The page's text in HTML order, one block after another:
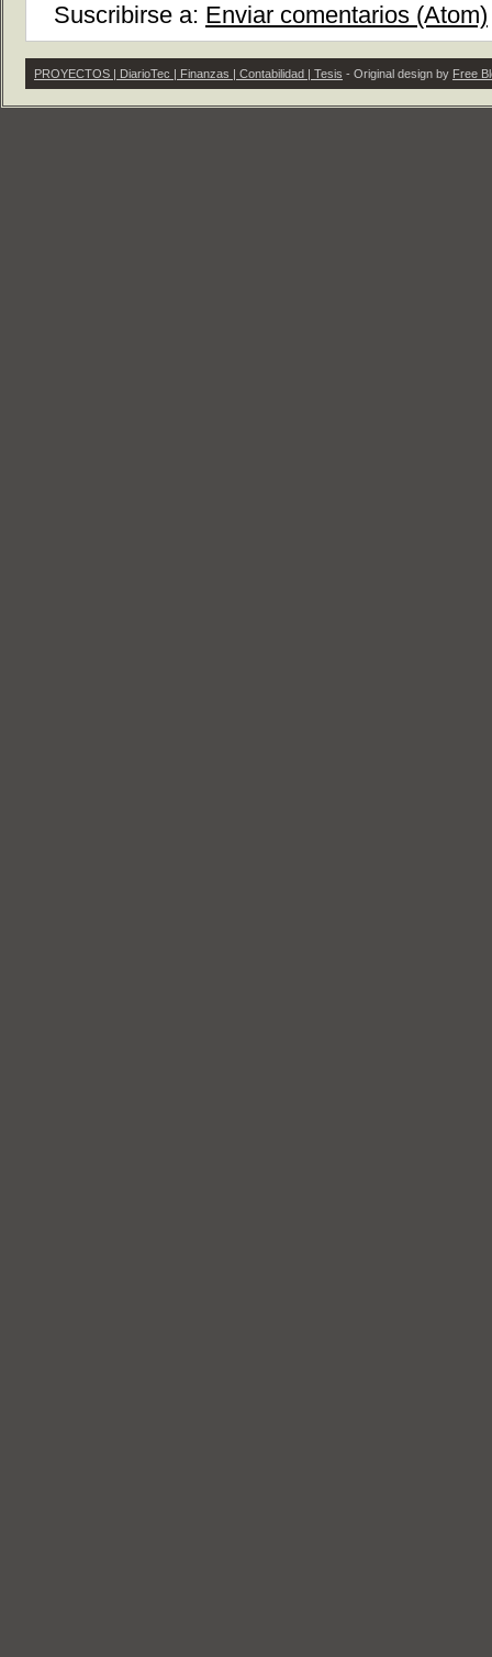
Suscribirse a: Enviar comentarios (Atom)
PROYECTOS | DiarioTec | Finanzas | Contabilidad | Tesis - Original design by Free